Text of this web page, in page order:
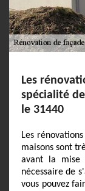
Les
spécialité
le 31440
Les
maisons sont
avant la mise
nécessaire de
vous pouvez